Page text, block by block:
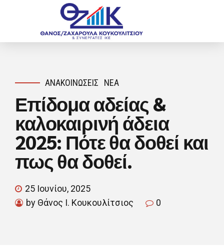
ΑΝΑΚΟΙΝΏΣΕΙΣ ΝΈΑ
Επίδομα αδείας &
καλοκαιρινή άδεια
2025: Πότε θα δοθεί και
πως θα δοθεί.
25 Ιουνίου, 2025
by Θάνος Ι. Κουκουλίτσιος
0